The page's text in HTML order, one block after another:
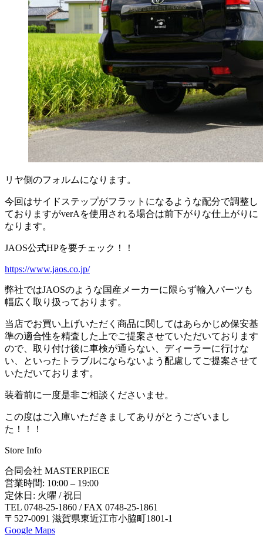
リヤ側のフォルムになります。
今回はサイドステップがフラットになるような配分で調整し
ておりますがverAを使用される場合は前下がりな仕上がりに
なります。
JAOS公式HPを要チェック！！
https://www.jaos.co.jp/
弊社ではJAOSのような国産メーカーに限らず輸入パーツも
幅広く取り扱っております。
当店でお買い上げいただく商品に関してはあらかじめ保安基
準の適合性を精査した上でご提案させていただいております
ので、取り付け後に車検が通らない、ディーラーに行けな
い、といったトラブルにならないよう配慮してご提案させて
いただいております。
装着前に一度是非ご相談くださいませ。
この度はご入庫いただきましてありがとうございまし
た！！！
Store Info
合同会社 MASTERPIECE
営業時間: 10:00 – 19:00
定休日: 火曜 / 祝日
TEL 0748-25-1860 / FAX 0748-25-1861
〒527-0091 滋賀県東近江市小脇町1801-1
Google Maps